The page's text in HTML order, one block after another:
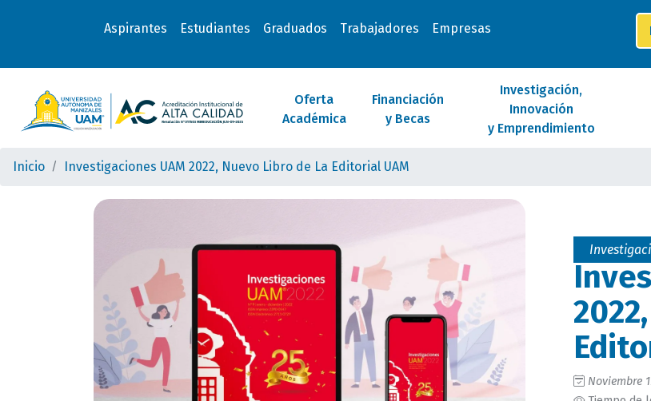
Aspirantes Estudiantes Graduados Trabajadores Empresas
Oferta
Académica
Financiación
y Becas
Investigación,
Innovación
y Emprendimiento
Inicio Investigaciones UAM 2022, Nuevo Libro de La Editorial UAM
Noviembre